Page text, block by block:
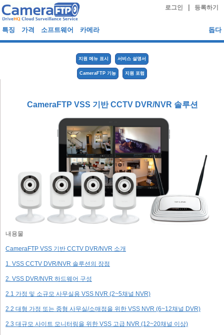
로그인 등록하기
특징 가격 소프트웨어 카메라 돕다
지원 메뉴 표시 서비스 설명서
CameraFTP 기능 지원 포럼
CameraFTP VSS 기반 CCTV DVR/NVR 솔루션
내용물
CameraFTP VSS 기반 CCTV DVR/NVR 소개
1. VSS CCTV DVR/NVR 솔루션의 장점
2. VSS DVR/NVR 하드웨어 구성
2.1 가정 및 소규모 사무실용 VSS NVR (2~5채널 NVR)
2.2 대형 가정 또는 중형 사무실/소매점을 위한 VSS NVR (6~12채널 DVR)
2.3 대규모 사이트 모니터링을 위한 VSS 고급 NVR (12~20채널 이상)